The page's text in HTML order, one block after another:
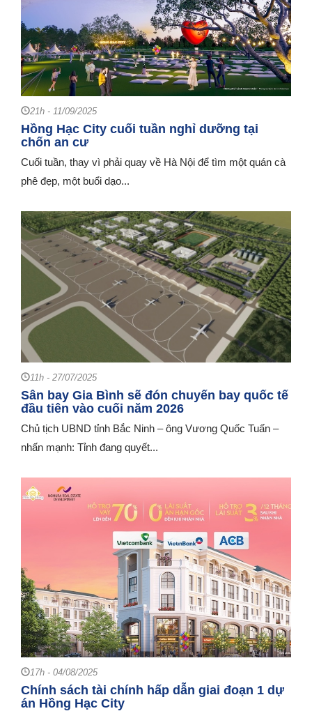
21h - 11/09/2025
Hồng Hạc City cuối tuần nghỉ dưỡng tại
chốn an cư
Cuối tuần, thay vì phải quay về Hà Nội để tìm một quán cà
phê đẹp, một buổi dạo...
11h - 27/07/2025
Sân bay Gia Bình sẽ đón chuyến bay quốc tế
đầu tiên vào cuối năm 2026
Chủ tịch UBND tỉnh Bắc Ninh – ông Vương Quốc Tuấn –
nhấn mạnh: Tỉnh đang quyết...
17h - 04/08/2025
Chính sách tài chính hấp dẫn giai đoạn 1 dự
án Hồng Hạc City